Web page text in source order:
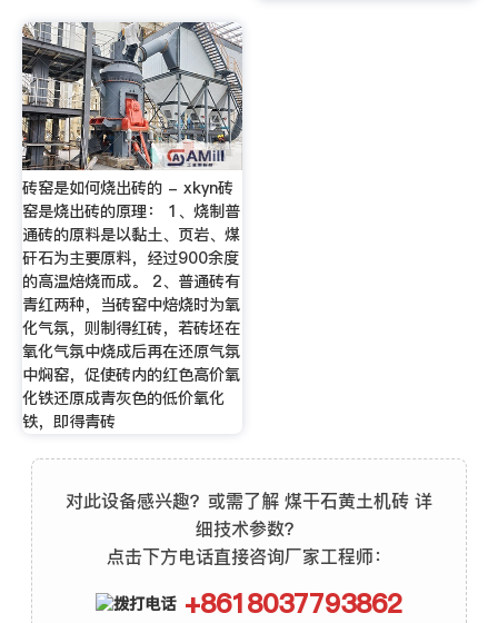
砖窑是如何烧出砖的 - xkyn砖
窑是烧出砖的原理： 1、烧制普
通砖的原料是以黏土、页岩、煤
矸石为主要原料，经过900余度
的高温焙烧而成。 2、普通砖有
青红两种，当砖窑中焙烧时为氧
化气氛，则制得红砖，若砖坯在
氧化气氛中烧成后再在还原气氛
中焖窑，促使砖内的红色高价氧
化铁还原成青灰色的低价氧化
铁，即得青砖
对此设备感兴趣？或需了解 煤干石黄土机砖 详
细技术参数？
点击下方电话直接咨询厂家工程师：
+8618037793862